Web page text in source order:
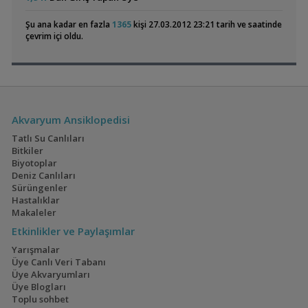
Electric Blue Acara
Geophagus Red
Head Tapajos
Akvaryumum
30x30x30 Ultra Clear Kurulu Sistem Akvaryumapistoman 18:59
A+ Kalite Akvaryum Seti
market18:41
Moss Teli CevdetSERBEST16:17
Şu ana kadar en fazla 1365kişi 27.03.2012 23:21 tarih ve saatinde
çevrim içi oldu.
Akvaryum Ansiklopedisi
Tatlı Su Canlıları
Bitkiler
Biyotoplar
Deniz Canlıları
Sürüngenler
Hastalıklar
Makaleler
Etkinlikler ve Paylaşımlar
Yarışmalar
Üye Canlı Veri Tabanı
Üye Akvaryumları
Üye Blogları
Toplu sohbet